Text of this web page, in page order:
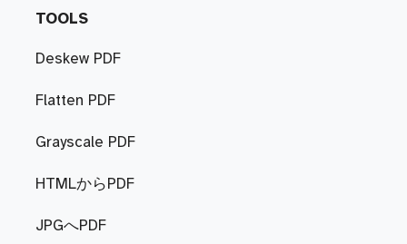
TOOLS
Deskew PDF
Flatten PDF
Grayscale PDF
HTMLからPDF
JPGへPDF